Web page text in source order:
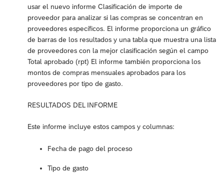
usar el nuevo informe Clasificación de importe de
proveedor para analizar si las compras se concentran en
proveedores específicos. El informe proporciona un gráfico
de barras de los resultados y una tabla que muestra una lista
de proveedores con la mejor clasificación según el campo
Total aprobado (rpt) El informe también proporciona los
montos de compras mensuales aprobados para los
proveedores por tipo de gasto.
RESULTADOS DEL INFORME
Este informe incluye estos campos y columnas:
Fecha de pago del proceso
Tipo de gasto